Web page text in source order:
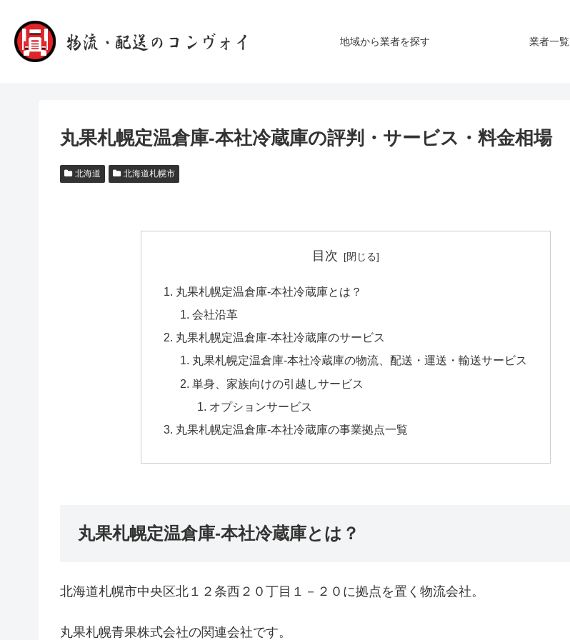
地域から業者を探す 業者一覧
丸果札幌定温倉庫-本社冷蔵庫の評判・サービス・料金相場
北海道 北海道札幌市
目次
丸果札幌定温倉庫-本社冷蔵庫とは？
会社沿革
丸果札幌定温倉庫-本社冷蔵庫のサービス
丸果札幌定温倉庫-本社冷蔵庫の物流、配送・運送・輸送サービス
単身、家族向けの引越しサービス
オプションサービス
丸果札幌定温倉庫-本社冷蔵庫の事業拠点一覧
丸果札幌定温倉庫-本社冷蔵庫とは？
北海道札幌市中央区北１２条西２０丁目１－２０に拠点を置く物流会社。
丸果札幌青果株式会社の関連会社です。